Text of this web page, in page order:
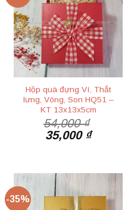
Hộp quà đựng Ví, Thắt
lưng, Vòng, Son HQ51 –
KT 13x13x5cm
54,000₫
Giá
54,000 ₫.
35,000 ₫Giá
là:
35,000 ₫.
-35%